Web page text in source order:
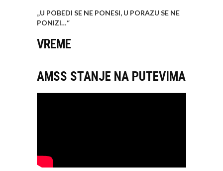
„U POBEDI SE NE PONESI, U PORAZU SE NE
PONIZI…“
VREME
AMSS STANJE NA PUTEVIMA